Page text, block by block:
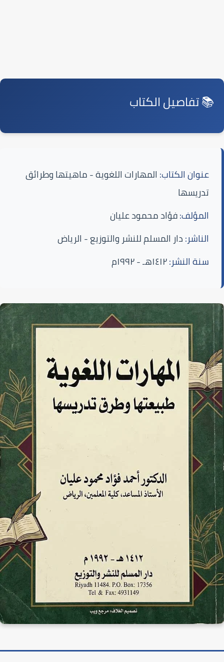
📚 تفاصيل الكتاب
عنوان الكتاب: المهارات اللغوية - ماهيتها وطرائق
تدريسها
المؤلف:فؤاد محمود عليان
الناشر:دار المسلم للنشر والتوزيع - الرياض
سنة النشر:١٤١٢هـ - ١٩٩٢م